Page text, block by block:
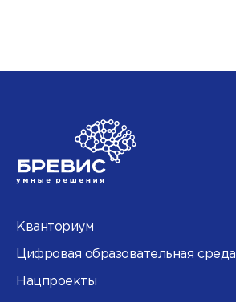
Кванториум
Цифровая образовательная среда
Нацпроекты